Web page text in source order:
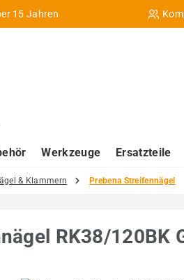
15 Jahren
Werkzeuge Ersatzteile
& Klammern Prebena Streifennägel
RK38/120BK